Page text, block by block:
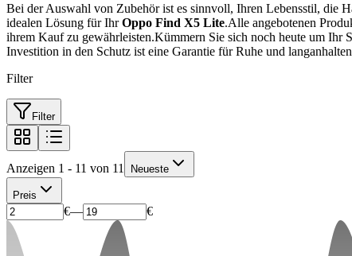
Bei der Auswahl von Zubehör ist es sinnvoll, Ihren Lebensstil, die
idealen Lösung für IhrOppo Find X5 Lite.Alle angebotenen
ihrem Kauf zu gewährleisten.Kümmern Sie sich noch heute um Ihr
Investition in den Schutz ist eine Garantie für Ruhe und
Filter
Filter
Anzeigen 1 - 11 von 11 Neueste
Preis
€— €